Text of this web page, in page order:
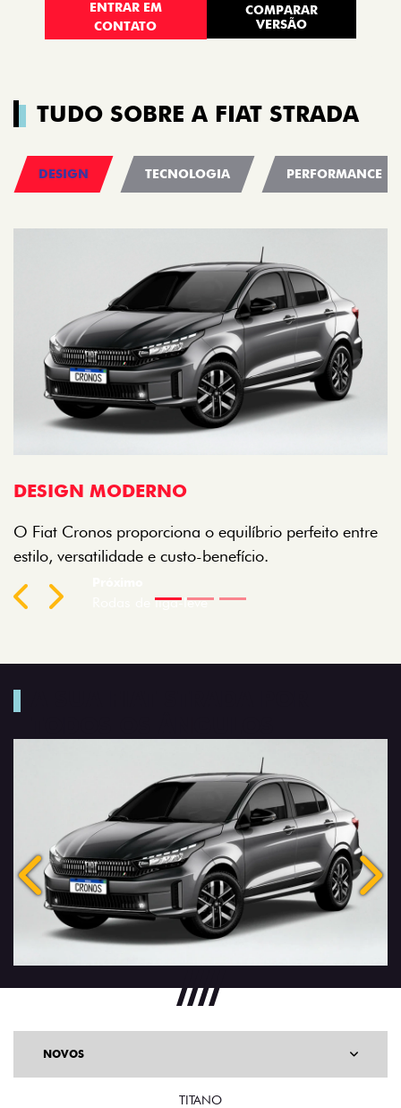
ENTRAR EM
CONTATO
COMPARAR
VERSÃO
TUDO SOBRE A FIAT STRADA
DESIGN TECNOLOGIA PERFORMANCE
DESIGN MODERNO
O Fiat Cronos proporciona o equilíbrio perfeito entre
estilo, versatilidade e custo-benefício.
PreviousNext
Anterior
NOVOS
TITANO